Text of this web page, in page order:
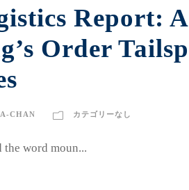
Report:
Order
CHAN カテゴリーなし
the word moun...